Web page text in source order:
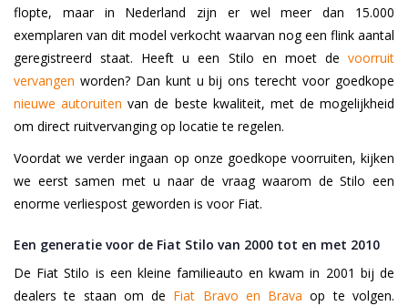
flopte, maar in Nederland zijn er wel meer dan 15.000
exemplaren van dit model verkocht waarvan nog een flink aantal
geregistreerd staat. Heeft u een Stilo en moet de voorruit
vervangen worden? Dan kunt u bij ons terecht voor goedkope
nieuwe autoruiten van de beste kwaliteit, met de mogelijkheid
om direct ruitvervanging op locatie te regelen.
Voordat we verder ingaan op onze goedkope voorruiten, kijken
we eerst samen met u naar de vraag waarom de Stilo een
enorme verliespost geworden is voor Fiat.
Een generatie voor de Fiat Stilo van 2000 tot en met 2010
De Fiat Stilo is een kleine familieauto en kwam in 2001 bij de
dealers te staan om de Fiat Bravo en Brava op te volgen.